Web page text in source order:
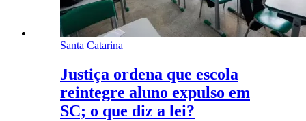
Santa Catarina
Justiça ordena que escola
reintegre aluno expulso em
SC; o que diz a lei?